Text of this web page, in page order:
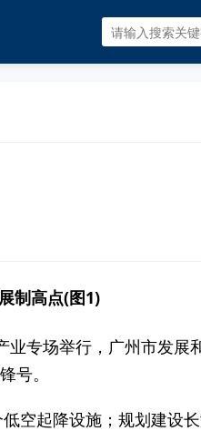
业专场举行，广州市发展
号。
空起降设施；规划建设